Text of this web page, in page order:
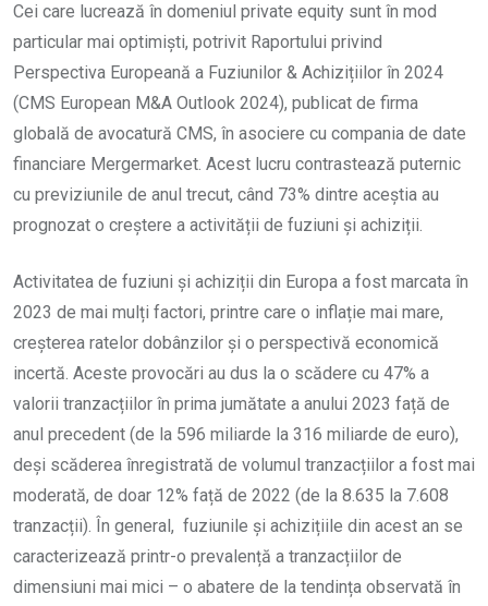
Cei care lucrează în domeniul private equity sunt în mod
particular mai optimiști, potrivit Raportului privind
Perspectiva Europeană a Fuziunilor & Achizițiilor în 2024
(CMS European M&A Outlook 2024), publicat de firma
globală de avocatură CMS, în asociere cu compania de date
financiare Mergermarket. Acest lucru contrastează puternic
cu previziunile de anul trecut, când 73% dintre aceștia au
prognozat o creștere a activității de fuziuni și achiziții.
Activitatea de fuziuni și achiziții din Europa a fost marcata în
2023 de mai mulți factori, printre care o inflație mai mare,
creșterea ratelor dobânzilor și o perspectivă economică
incertă. Aceste provocări au dus la o scădere cu 47% a
valorii tranzacțiilor în prima jumătate a anului 2023 față de
anul precedent (de la 596 miliarde la 316 miliarde de euro),
deși scăderea înregistrată de volumul tranzacțiilor a fost mai
moderată, de doar 12% față de 2022 (de la 8.635 la 7.608
tranzacții). În general, fuziunile și achizițiile din acest an se
caracterizează printr-o prevalență a tranzacțiilor de
dimensiuni mai mici – o abatere de la tendința observată în